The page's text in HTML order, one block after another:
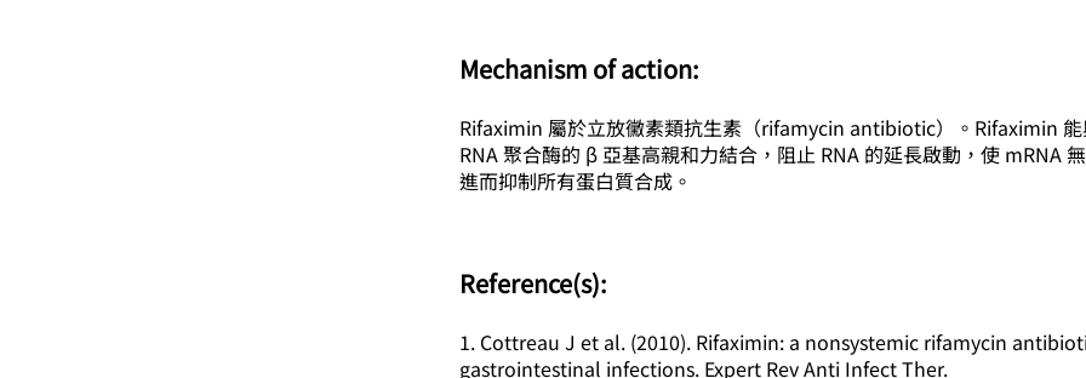
Mechanism of action:
Rifaximin 屬於立放黴素類抗生素（rifamycin antibiotic）。Rifaximin 能
RNA 聚合酶的 β 亞基高親和力結合，阻止 RNA 的延長啟動，使 mRNA
進而抑制所有蛋白質合成。
​Reference(s):
1. Cottreau J et al. (2010). Rifaximin: a nonsystemic rifamycin
gastrointestinal infections. Expert Rev Anti Infect Ther.